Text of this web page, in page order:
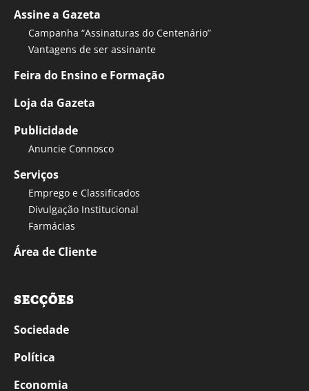
Assine a Gazeta
Campanha “Assinaturas do Centenário”
Vantagens de ser assinante
Feira do Ensino e Formação
Loja da Gazeta
Publicidade
Anuncie Connosco
Serviços
Emprego e Classificados
Divulgação Institucional
Farmácias
Área de Cliente
SECÇÕES
Sociedade
Política
Economia